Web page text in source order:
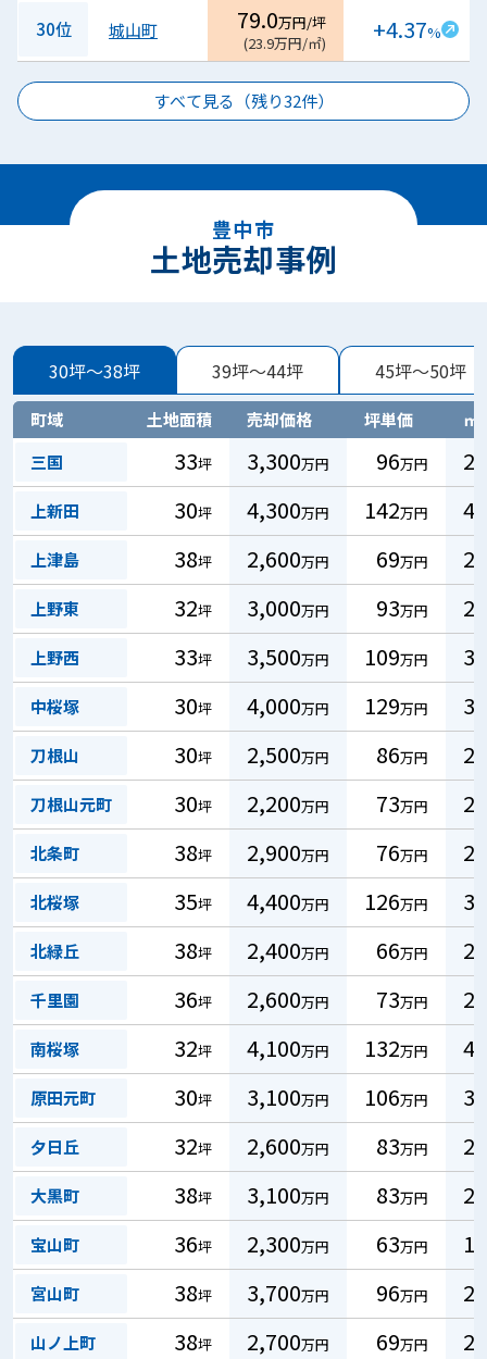
30位 城山町 79.0万円/坪
(23.9万円/㎡) +4.37%
すべて見る（残り32件）
豊中市
土地売却事例
30坪～38坪 39坪～44坪 45坪～50坪
町域 土地面積 売却価格 坪単価
㎡
三国
33坪 3,300万円 96万円 29
上新田 30坪 4,300万円 142万円 43
上津島 38坪 2,600万円 69万円 21
上野東 32坪 3,000万円 93万円 28
上野西 33坪 3,500万円 109万円 33
中桜塚 30坪 4,000万円 129万円 39
刀根山 30坪 2,500万円 86万円 26
刀根山元町 30坪 2,200万円 73万円 22
北条町 38坪 2,900万円 76万円 23
北桜塚 35坪 4,400万円 126万円 38
北緑丘 38坪 2,400万円 66万円 20
千里園 36坪 2,600万円 73万円 22
南桜塚 32坪 4,100万円 132万円 40
原田元町 30坪 3,100万円 106万円 32
夕日丘 32坪 2,600万円 83万円 25
大黒町 38坪 3,100万円 83万円 25
宝山町 36坪 2,300万円 63万円 19
宮山町 38坪 3,700万円 96万円 29
山ノ上町 38坪 2,700万円 69万円 21